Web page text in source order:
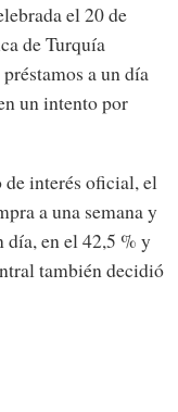
el 20 de
de Turquía
a un día
un intento por
interés oficial, el
a una semana y
día, en el 42,5 % y
también decidió